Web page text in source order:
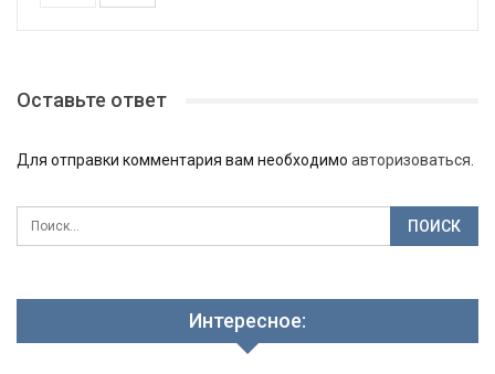
Оставьте ответ
Для отправки комментария вам необходимо авторизоваться
Интересное: